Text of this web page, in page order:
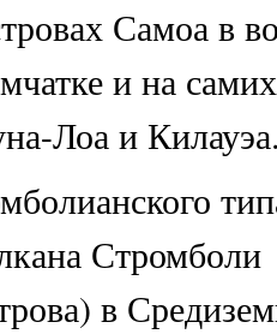
Самоа в
и на
Лоа и
Стромболи
в